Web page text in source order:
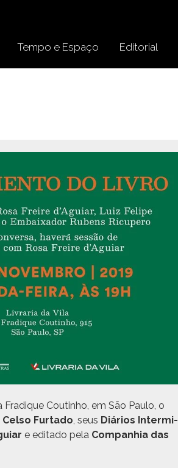
Tempo e Espaço Editorial
Fradique Coutin­ho, em São Paulo, o
Cel­so Fur­ta­do , seus Diários Inter­mi­
e edi­ta­do pela Com­pan­hia das